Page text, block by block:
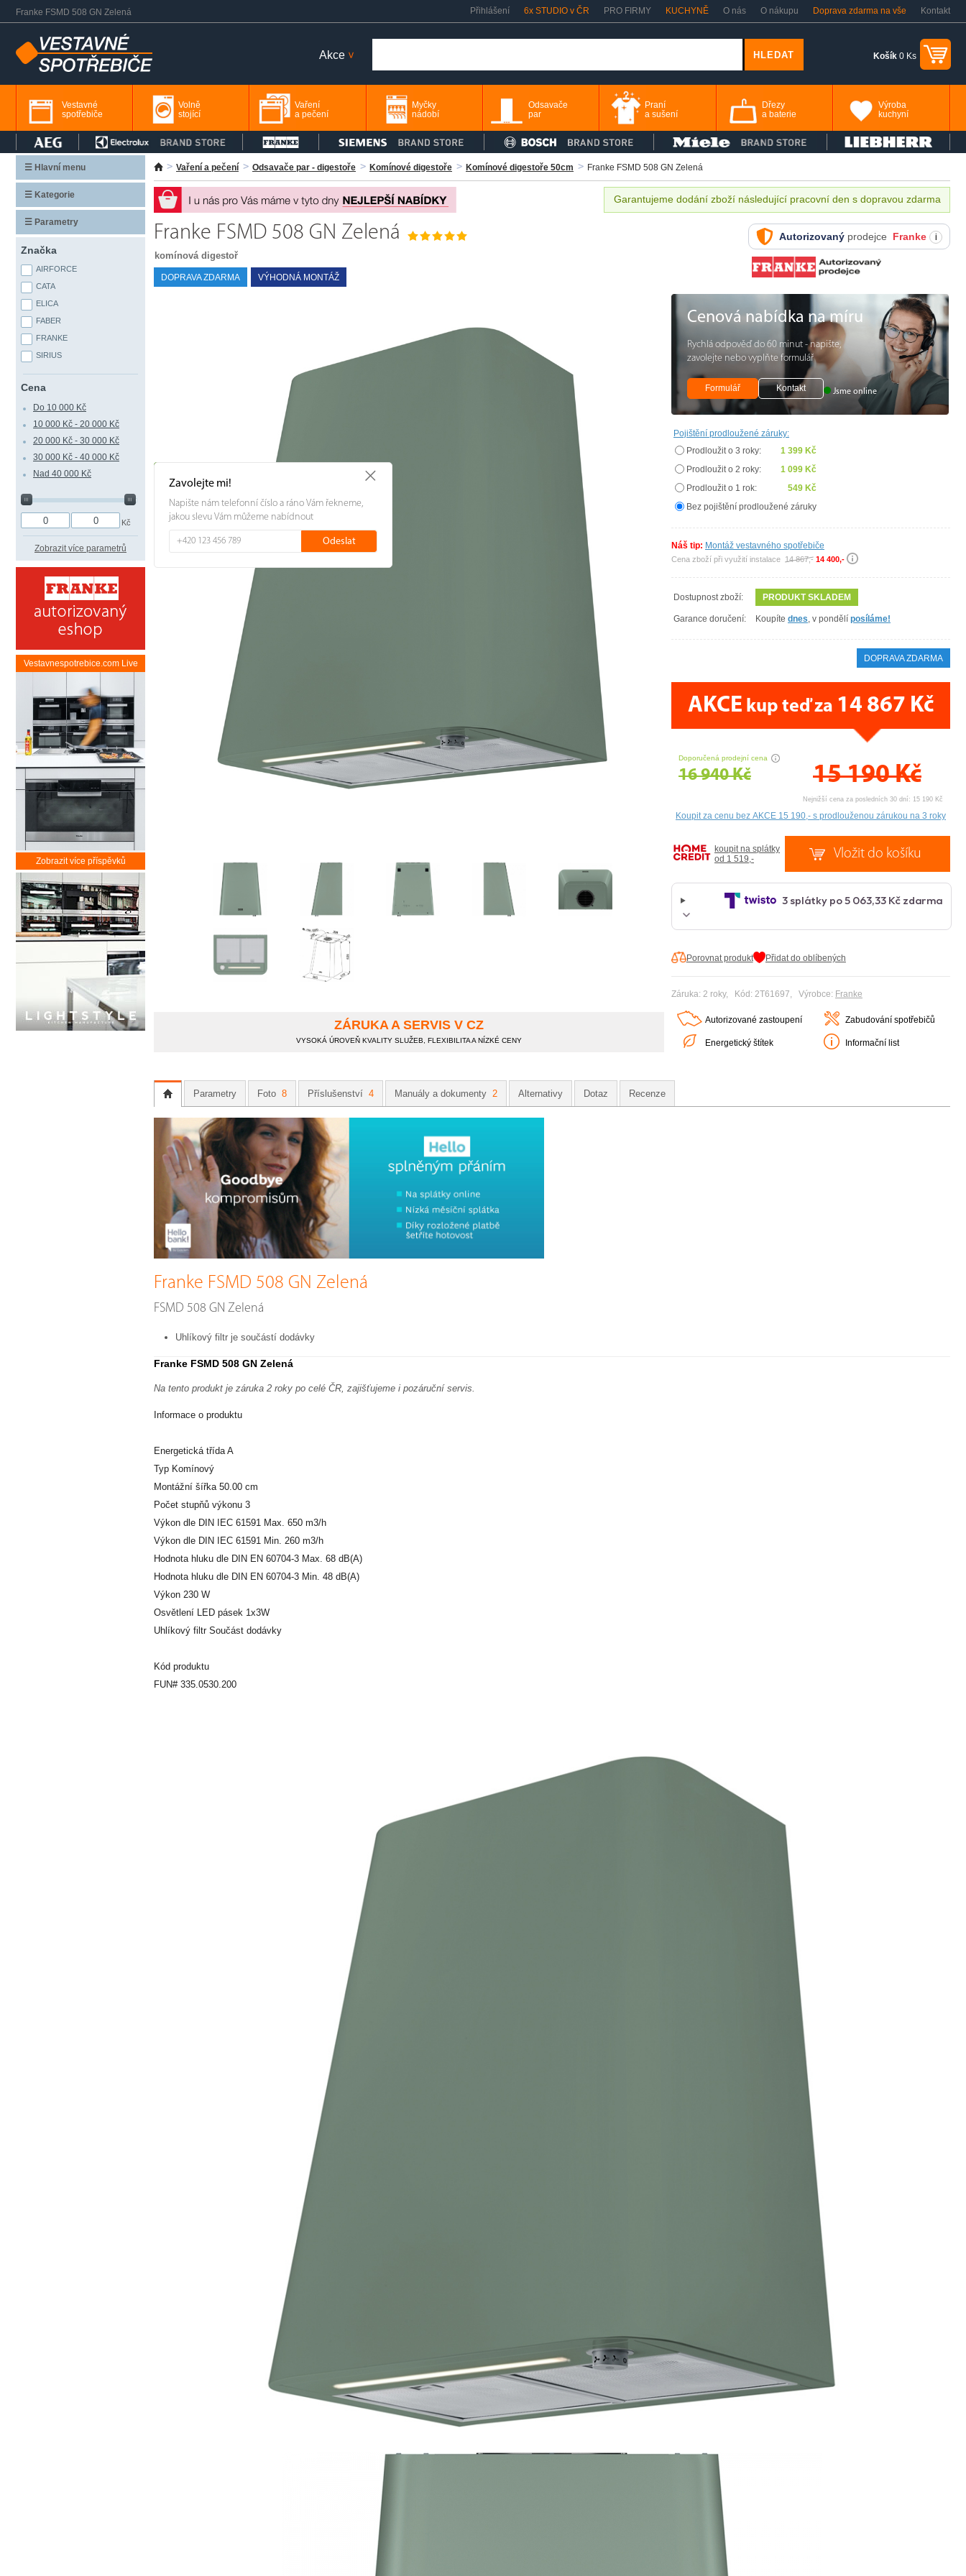
Franke FSMD 508 GN Zelená Přihlášení 6x STUDIO v ČR PRO FIRMY KUCHYNĚ O nás O nákupu Doprava zdarma na vše Kontakt
Košík0 Ks
Akce>
Vestavné
spotřebiče
Volně
stojící
Vaření
a pečení
Myčky
nádobí
Odsavače
par
Praní
a sušení
Dřezy
a baterie
Výroba
kuchyní
Vaření a pečení Odsavače par - digestoře Komínové digestoře Komínové digestoře 50cm Franke FSMD 508 GN Zelená
Garantujeme dodání zboží následující pracovní den s dopravou zdarma
Franke FSMD 508 GN Zelená
komínová digestoř
DOPRAVA ZDARMA VÝHODNÁ MONTÁŽ
Autorizovaný prodejce Franke i
Zavolejte mi! +
Napište nám telefonní číslo a ráno Vám řekneme,
jakou slevu Vám můžeme nabídnout
Cenová nabídka na míru
Rychlá odpověď do 60 minut - napište,
zavolejte nebo vyplňte formulář
Formulář Kontakt Jsme online
Pojištění prodloužené záruky:
Prodloužit o 3 roky:
1 399 Kč
Prodloužit o 2 roky:
1 099 Kč
Prodloužit o 1 rok:
549 Kč
Bez pojištění prodloužené záruky
Náš tip: Montáž vestavného spotřebiče
Cena zboží při využití instalace 14 867,- 14 400,-
Dostupnost zboží: PRODUKT SKLADEM
Garance doručení: Koupíte dnes, v pondělí posíláme!
DOPRAVA ZDARMA
AKCE kup teď za 14 867 Kč
Doporučená prodejní cena
16 940 Kč 15 190Kč
Nejnižší cena za posledních 30 dní: 15 190 Kč
koupit na splátky
od 1 519,-
Porovnat produkt Přidat do oblíbených
Záruka: 2 roky, Kód: 2T61697, Výrobce: Franke
ZÁRUKA A SERVIS V CZ
VYSOKÁ ÚROVEŇ KVALITY SLUŽEB, FLEXIBILITA A NÍZKÉ CENY
Autorizované zastoupení Zabudování spotřebičů
Energetický štítek Informační list
Parametry Foto 8 Příslušenství 4 Manuály a dokumenty 2 Alternativy Dotaz Recenze
Franke FSMD 508 GN Zelená
FSMD 508 GN Zelená
Uhlíkový filtr je součástí dodávky
Franke FSMD 508 GN Zelená
Na tento produkt je záruka 2 roky po celé ČR, zajišťujeme i pozáruční servis.
Informace o produktu
Energetická třída A
Typ Komínový
Montážní šířka 50.00 cm
Počet stupňů výkonu 3
Výkon dle DIN IEC 61591 Max. 650 m3/h
Výkon dle DIN IEC 61591 Min. 260 m3/h
Hodnota hluku dle DIN EN 60704-3 Max. 68 dB(A)
Hodnota hluku dle DIN EN 60704-3 Min. 48 dB(A)
Výkon 230 W
Osvětlení LED pásek 1x3W
Uhlíkový filtr Součást dodávky
Kód produktu
FUN# 335.0530.200
☰ Hlavní menu
☰ Kategorie
☰ Parametry
Značka
AIRFORCE
CATA
ELICA
FABER
FRANKE
SIRIUS
Cena
Do 10 000 Kč
10 000 Kč - 20 000 Kč
20 000 Kč - 30 000 Kč
30 000 Kč - 40 000 Kč
Nad 40 000 Kč
Kč
Zobrazit více parametrů
Vestavnespotrebice.com Live
Zobrazit více příspěvků